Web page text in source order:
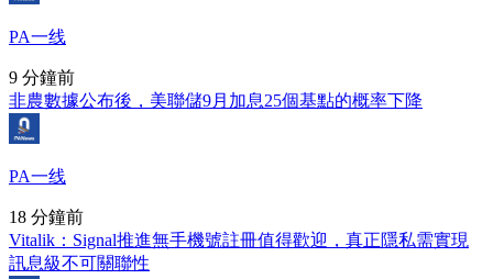
PA一线
9 分鐘前
非農數據公布後，美聯儲9月加息25個基點的概率下降
PA一线
18 分鐘前
Vitalik：Signal推進無手機號註冊值得歡迎，真正隱私需實現
訊息級不可關聯性